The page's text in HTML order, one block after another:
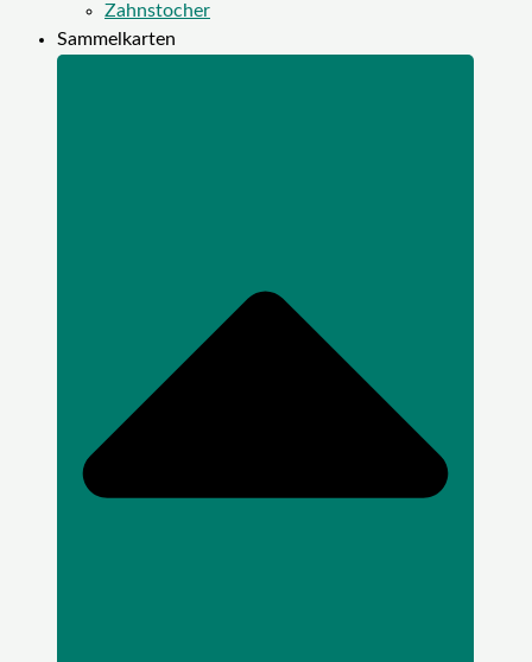
Zahnstocher
Sammelkarten